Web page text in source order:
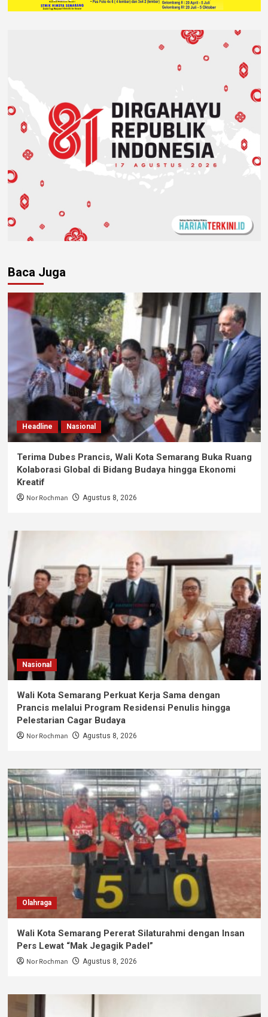
Baca Juga
Headline Nasional
Terima Dubes Prancis, Wali Kota Semarang Buka Ruang
Kolaborasi Global di Bidang Budaya hingga Ekonomi
Kreatif
Nor Rochman Agustus 8, 2026
Nasional
Wali Kota Semarang Perkuat Kerja Sama dengan
Prancis melalui Program Residensi Penulis hingga
Pelestarian Cagar Budaya
Nor Rochman Agustus 8, 2026
Olahraga
Wali Kota Semarang Pererat Silaturahmi dengan Insan
Pers Lewat “Mak Jegagik Padel”
Nor Rochman Agustus 8, 2026